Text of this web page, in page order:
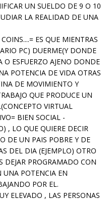
UN SUELDO DE 9 O 10
LA REALIDAD DE UNA
ES QUE MIENTRAS
PC) DUERME(Y DONDE
O ESFUERZO AJENO DONDE
POTENCIA DE VIDA OTRAS
DE MOVIMIENTO Y
QUE PRODUCE UN
VIRTUAL
BIEN SOCIAL -
, LO QUE QUIERE DECIR
DE UN PAIS POBRE Y DE
DEL DIA (EJEMPLO) OTRO
DEJAR PROGRAMADO CON
UNA POTENCIA EN
POR EL.
ELEVADO , LAS PERSONAS